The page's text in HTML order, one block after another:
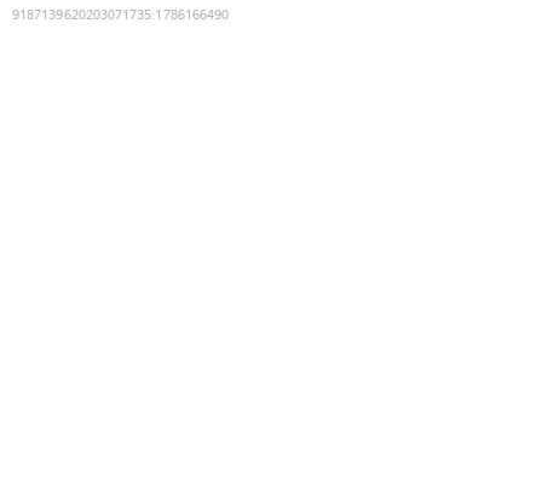
9187139620203071735:1786166490